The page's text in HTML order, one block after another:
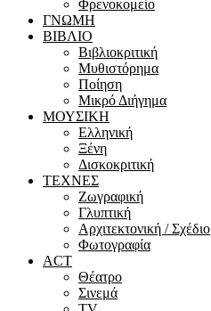
Φρενοκομείο
ΓΝΩΜΗ
ΒΙΒΛΙΟ
Βιβλιοκριτική
Μυθιστόρημα
Ποίηση
Μικρό Διήγημα
ΜΟΥΣΙΚΗ
Ελληνική
Ξένη
Δισκοκριτική
ΤΕΧΝΕΣ
Ζωγραφική
Γλυπτική
Αρχιτεκτονική / Σχέδιο
Φωτογραφία
ACT
Θέατρο
Σινεμά